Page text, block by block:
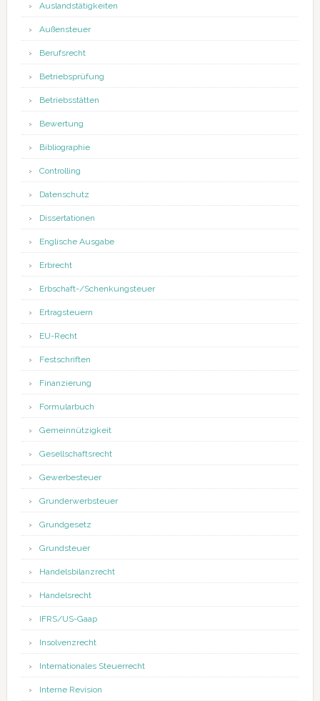
Auslandstätigkeiten
Außensteuer
Berufsrecht
Betriebsprüfung
Betriebsstätten
Bewertung
Bibliographie
Controlling
Datenschutz
Dissertationen
Englische Ausgabe
Erbrecht
Erbschaft-/Schenkungsteuer
Ertragsteuern
EU-Recht
Festschriften
Finanzierung
Formularbuch
Gemeinnützigkeit
Gesellschaftsrecht
Gewerbesteuer
Grunderwerbsteuer
Grundgesetz
Grundsteuer
Handelsbilanzrecht
Handelsrecht
IFRS/US-Gaap
Insolvenzrecht
Internationales Steuerrecht
Interne Revision